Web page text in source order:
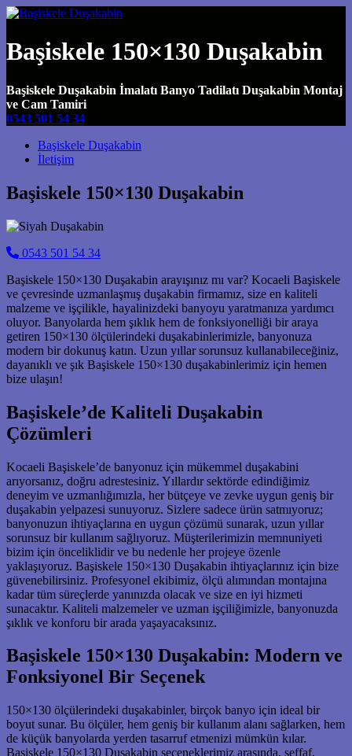
Başiskele 150×130 Duşakabin
Başiskele Duşakabin İmalatı Banyo Tadilatı Duşakabin Montaj
ve Cam Tamiri
0543 501 54 34
Main Navigation
Başiskele Duşakabin
İletişim
Başiskele 150×130 Duşakabin
0543 501 54 34
Başiskele 150×130 Duşakabin arayışınız mı var? Kocaeli Başiskele
ve çevresinde uzmanlaşmış duşakabin firmamız, size en kaliteli
malzeme ve işçilikle, hayalinizdeki banyoyu yaratmanıza yardımcı
oluyor. Banyolarda hem şıklık hem de fonksiyonelliği bir araya
getiren 150×130 ölçülerindeki duşakabinlerimizle, banyonuza
modern bir dokunuş katın. Uzun yıllar sorunsuz kullanabileceğiniz,
dayanıklı ve şık Başiskele 150×130 duşakabinlerimiz için hemen
bize ulaşın!
Başiskele’de Kaliteli Duşakabin
Çözümleri
Kocaeli Başiskele’de banyonuz için mükemmel duşakabini
arıyorsanız, doğru adrestesiniz. Yıllardır sektörde edindiğimiz
deneyim ve uzmanlığımızla, her bütçeye ve zevke uygun geniş bir
duşakabin yelpazesi sunuyoruz. Sizlere sadece ürün satmıyoruz;
banyonuzun ihtiyaçlarına en uygun çözümü sunarak, uzun yıllar
sorunsuz bir kullanım sağlıyoruz. Müşterilerimizin memnuniyeti
bizim için önceliklidir ve bu nedenle her projeye özenle
yaklaşıyoruz. Başiskele 150×130 Duşakabin ihtiyaçlarınız için bize
güvenebilirsiniz. Profesyonel ekibimiz, ölçü alımından montajına
kadar tüm süreçlerde yanınızda olacak ve size en iyi hizmeti
sunacaktır. Kaliteli malzemeler ve uzman işçiliğimizle, banyonuzda
şıklık ve konforu bir arada yaşayacaksınız.
Başiskele 150×130 Duşakabin: Modern ve
Fonksiyonel Bir Seçenek
150×130 ölçülerindeki duşakabinler, birçok banyo için ideal bir
boyut sunar. Bu ölçüler, hem geniş bir kullanım alanı sağlarken, hem
de küçük banyolarda yerden tasarruf etmenizi mümkün kılar.
Başiskele 150×130 Duşakabin seçeneklerimiz arasında, şeffaf,